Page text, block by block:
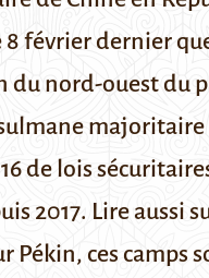
8 février dernier
du nord-ouest du
majoritaire
de lois
2017. Lire aussi
Pékin, ces camps